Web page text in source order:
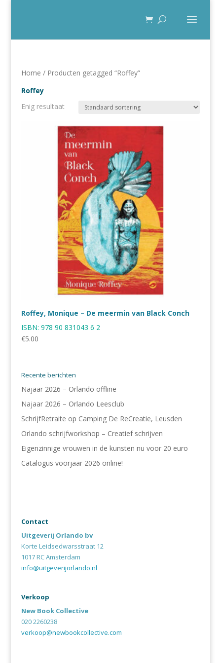
Home / Producten getagged “Roffey”
Roffey
Enig resultaat
Roffey, Monique – De meermin van Black Conch
ISBN: 978 90 831043 6 2
€5.00
Recente berichten
Najaar 2026 – Orlando offline
Najaar 2026 – Orlando Leesclub
SchrijfRetraite op Camping De ReCreatie, Leusden
Orlando schrijfworkshop – Creatief schrijven
Eigenzinnige vrouwen in de kunsten nu voor 20 euro
Catalogus voorjaar 2026 online!
Contact
Uitgeverij Orlando bv
Korte Leidsedwarsstraat 12
1017 RC Amsterdam
info@uitgeverijorlando.nl
Verkoop
New Book Collective
020 2260238
verkoop@newbookcollective.com